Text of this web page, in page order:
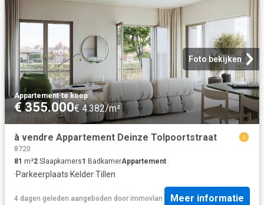
Foto bekijken
Appartement·te koop
€ 355.000€ 4.382/m²
à vendre Appartement Deinze Tolpoortstraat
8720
81 m²2 Slaapkamers1 BadkamerAppartement
·Parkeerplaats·Kelder·Tillen
4 dagen geleden aangeboden door immovlan Meer informatie